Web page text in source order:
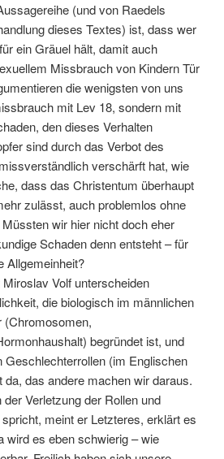
(und von Raedels
dieses Textes) ist, dass wer
ein Gräuel hält, damit auch
Missbrauch von Kindern Tür
die wenigsten von uns
mit Lev 18, sondern mit
den dieses Verhalten
sind durch das Verbot des
verschärft hat, wie
dass das Christentum überhaupt
zulässt, auch problemlos ohne
wir hier nicht doch eher
Schaden denn entsteht – für
Allgemeinheit?
Volf unterscheiden
die biologisch im männlichen
(Chromosomen,
begründet ist, und
Geschlechterrollen (im Englischen
da, das andere machen wir daraus.
Verletzung der Rollen und
meint er Letzteres, erklärt es
wird es eben schwierig – wie